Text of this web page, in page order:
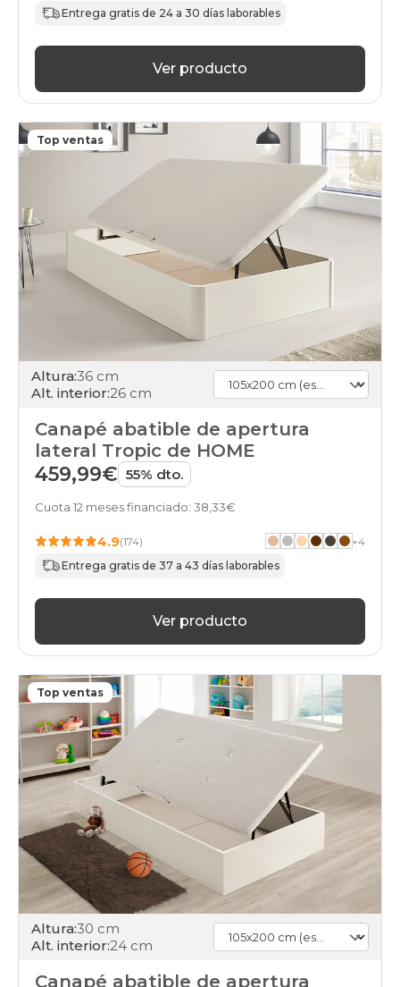
Entrega gratis de 24 a 30 días laborables
Ver producto
Top ventas
Altura:36 cm
Alt. interior:26 cm
Canapé abatible de apertura
lateral Tropic de HOME
459,99€ 55% dto.
Cuota 12 meses financiado: 38,33€
4.9(174) +4
Entrega gratis de 37 a 43 días laborables
Ver producto
Top ventas
Altura:30 cm
Alt. interior:24 cm
Canapé abatible de apertura